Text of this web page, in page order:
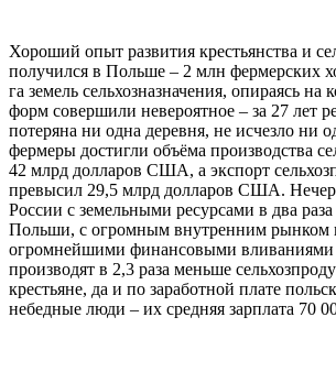
Хороший опыт развития крестьянства и
получился в Польше – 2 млн фермерских
га земель сельхозназначения, опираясь
форм совершили невероятное – за 27 лет
потеряна ни одна деревня, не исчезло ни
фермеры достигли объёма производства
42 млрд долларов США, а экспорт
превысил 29,5 млрд долларов США.
России с земельными ресурсами в два
Польши, с огромным внутренним рынком
огромнейшими финансовыми вливаниями
производят в 2,3 раза меньше
крестьяне, да и по заработной плате
небедные люди – их средняя зарплата 70